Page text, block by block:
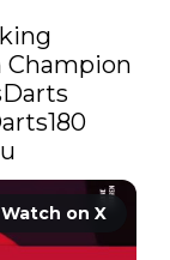
Champion
Watch on X